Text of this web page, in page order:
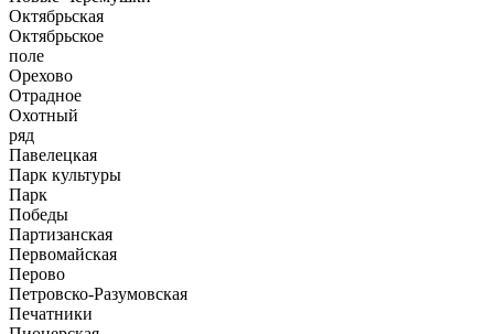
Октябрьская
Октябрьское
поле
Орехово
Отрадное
Охотный
ряд
Павелецкая
Парк культуры
Парк
Победы
Партизанская
Первомайская
Перово
Петровско-Разумовская
Печатники